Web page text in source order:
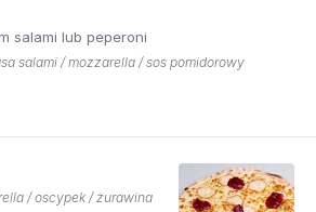
salami lub peperoni
salami / mozzarella / sos pomidorowy
/ oscypek / żurawina